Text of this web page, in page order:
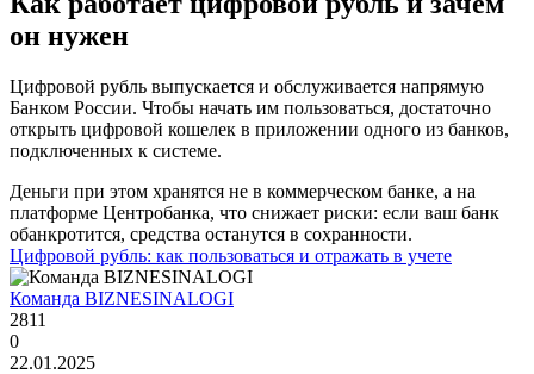
он нужен
Цифровой рубль выпускается и обслуживается напрямую
Банком России. Чтобы начать им пользоваться, достаточно
открыть цифровой кошелек в приложении одного из банков,
подключенных к системе.
Деньги при этом хранятся не в коммерческом банке, а на
платформе Центробанка, что снижает риски: если ваш банк
обанкротится, средства останутся в сохранности.
Цифровой рубль: как пользоваться и отражать в учете
Команда BIZNESINALOGI
2811
0
22.01.2025